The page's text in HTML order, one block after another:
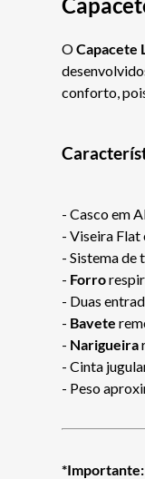
OCapacete
conforto,
- Casco em
- Viseira Flat
- Sistema de
- Forro
- Duas
- Bavete
- Narigueira
- Cinta
- Peso
*Importante: